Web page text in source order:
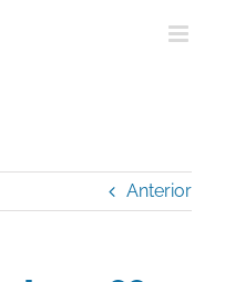
Anterior